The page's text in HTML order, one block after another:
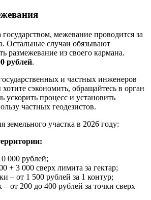
межевание проводится за
Остальные случаи обязывают
размежевание из своего кармана.
рублей.
и частных инженеров
сэкономить, обращайтесь в орган
ускорить процесс и установить
частных геодезистов.
земельного участка в 2026 году:
000 рублей;
+ 3 000 сверх лимита за гектар;
– от 1 500 рублей за 1 контур;
от 200 до 400 рублей за точки сверх